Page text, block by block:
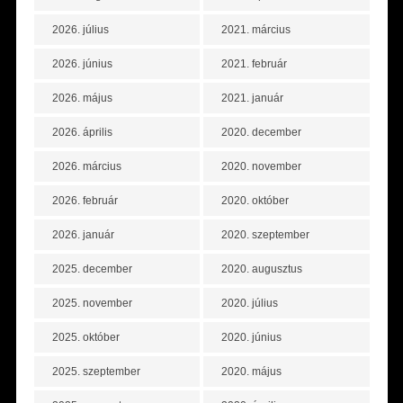
2026. július
2026. június
2026. május
2026. április
2026. március
2026. február
2026. január
2025. december
2025. november
2025. október
2025. szeptember
2021. március
2021. február
2021. január
2020. december
2020. november
2020. október
2020. szeptember
2020. augusztus
2020. július
2020. június
2020. május